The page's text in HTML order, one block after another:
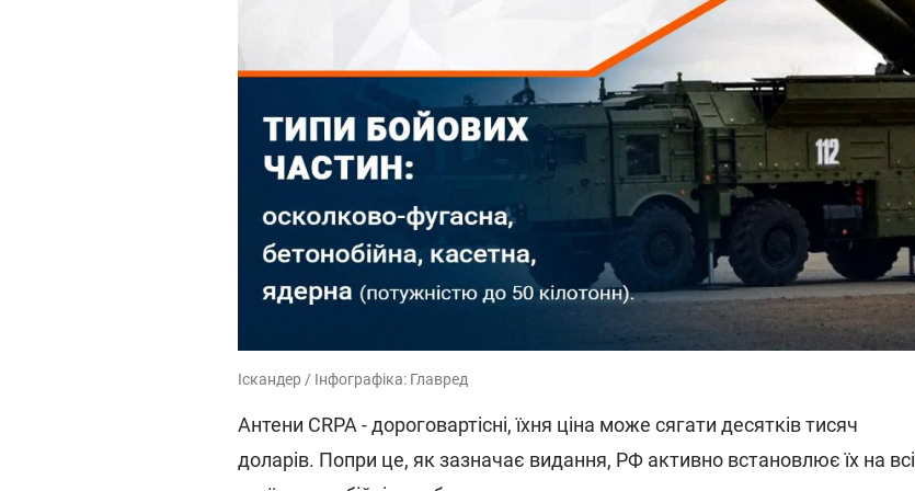
Іскандер / Інфографіка: Главред
Антени CRPA - дороговартісні, їхня ціна може сягати десятків тисяч
доларів. Попри це, як зазначає видання, РФ активно встановлює їх на всі